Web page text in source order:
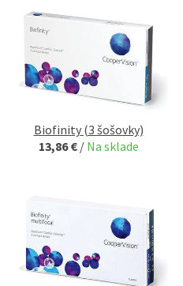
Biofinity (3 šošovky)
13,86 € / Na sklade